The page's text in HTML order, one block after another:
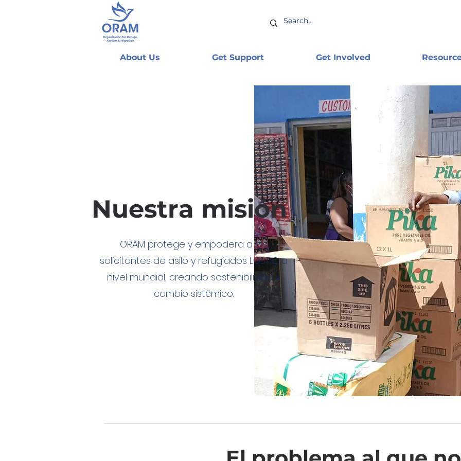
About Us Get Support Get Involved
Nuestra misión
ORAM protege y empodera a los
solicitantes de asilo y refugiados LGBTIQ a
nivel mundial, creando sostenibilidad y
cambio sistémico.